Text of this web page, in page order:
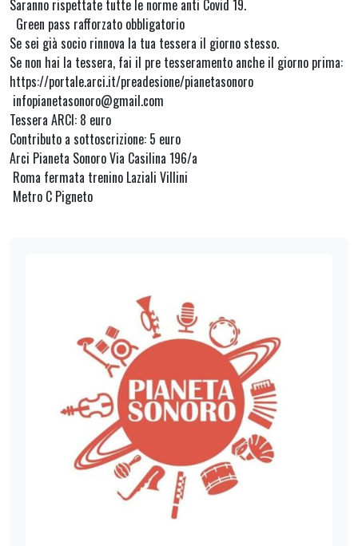
Saranno rispettate tutte le norme anti Covid 19.
Green pass rafforzato obbligatorio
Se sei già socio rinnova la tua tessera il giorno stesso.
Se non hai la tessera, fai il pre tesseramento anche il giorno prima:
https://portale.arci.it/preadesione/pianetasonoro
infopianetasonoro@gmail.com
Tessera ARCI: 8 euro
Contributo a sottoscrizione: 5 euro
Arci Pianeta Sonoro Via Casilina 196/a
Roma fermata trenino Laziali Villini
Metro C Pigneto